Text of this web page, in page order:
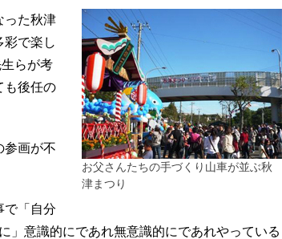
お父さんたちの手づくり山車が並ぶ秋
津まつり
った秋津
彩で楽し
らが考
も後任の
画が不
「自分
」意識的にであれ無意識的にであれやっている